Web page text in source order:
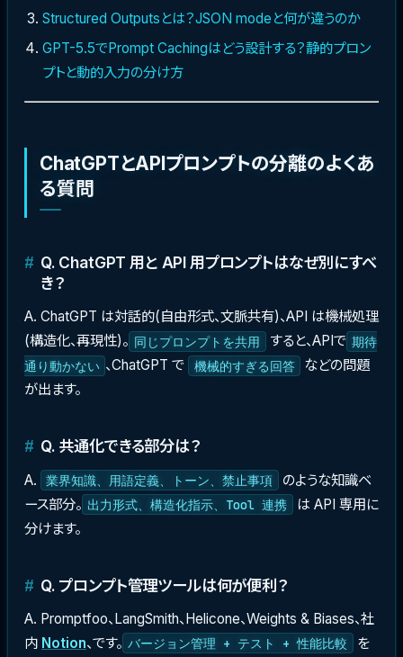
Structured Outputsとは？JSON modeと何が違うのか
GPT-5.5でPrompt Cachingはどう設計する？静的プロン
プトと動的入力の分け方
ChatGPTとAPIプロンプトの分離のよくあ
る質問
Q. ChatGPT 用と API 用プロンプトはなぜ別にすべ
き？
A. ChatGPT は対話的(自由形式、文脈共有)、API は機械処理
(構造化、再現性)。 同じプロンプトを共用 すると、APIで 期待
通り動かない 、ChatGPT で 機械的すぎる回答
などの問題
が出ます。
Q. 共通化できる部分は？
A. 業界知識、用語定義、トーン、禁止事項
のような知識ベ
ース部分。 出力形式、構造化指示、Tool 連携
は API 専用に
分けます。
Q. プロンプト管理ツールは何が便利？
A. Promptfoo、LangSmith、Helicone、Weights & Biases、社
内 Notion、です。 バージョン管理 + テスト + 性能比較
を